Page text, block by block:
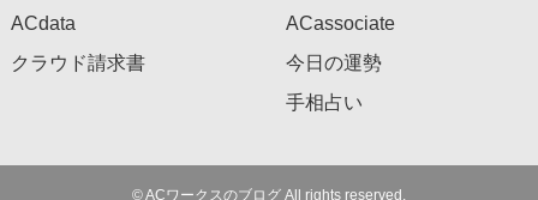
ACdata
クラウド請求書
ACassociate
今日の運勢
手相占い
©ACワークスのブログ All rights reserved.